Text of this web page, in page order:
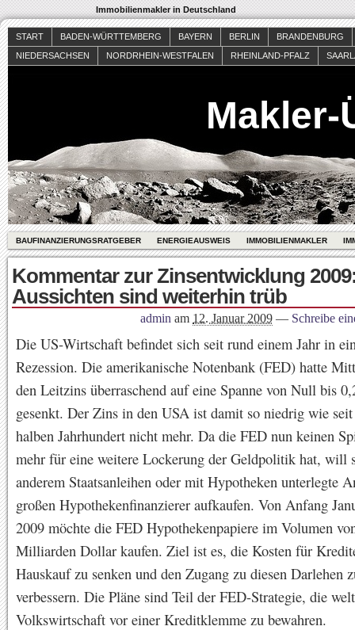
Immobilienmakler in Deutschland
START BADEN-WÜRTTEMBERG BAYERN BERLIN
BRANDENBURG
NIEDERSACHSEN
NORDRHEIN-WESTFALEN RHEINLAND-PFALZ
Makler-
BAUFINANZIERUNGSRATGEBER ENERGIEAUSWEIS IMMOBILIENMAKLER
Kommentar zur Zinsentwicklung
Aussichten sind weiterhin trüb
admin am 12. Januar 2009 — Schreibe
Die US-Wirtschaft befindet sich seit rund einem Jahr in
Rezession. Die amerikanische Notenbank (FED) hatte
den Leitzins überraschend auf eine Spanne von Null bis
gesenkt. Der Zins in den USA ist damit so niedrig wie
halben Jahrhundert nicht mehr. Da die FED nun keinen
mehr für eine weitere Lockerung der Geldpolitik hat, will
anderem Staatsanleihen oder mit Hypotheken unterlegte
großen Hypothekenfinanzierer aufkaufen. Von Anfang
2009 möchte die FED Hypothekenpapiere im Volumen
Milliarden Dollar kaufen. Ziel ist es, die Kosten für
Hauskauf zu senken und den Zugang zu diesen Darlehen
verbessern. Die Pläne sind Teil der FED-Strategie, die
Volkswirtschaft vor einer Kreditklemme zu bewahren.